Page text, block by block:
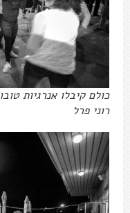
כולם קיבלו אנרגיות
רוני פרל